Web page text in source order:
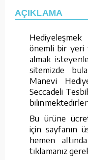
AÇIKLAMA
önemli bir yeri
almak
sitemizde
Manevi
Seccadeli
Bu ürüne
için sayfanın
hemen
tıklamanız